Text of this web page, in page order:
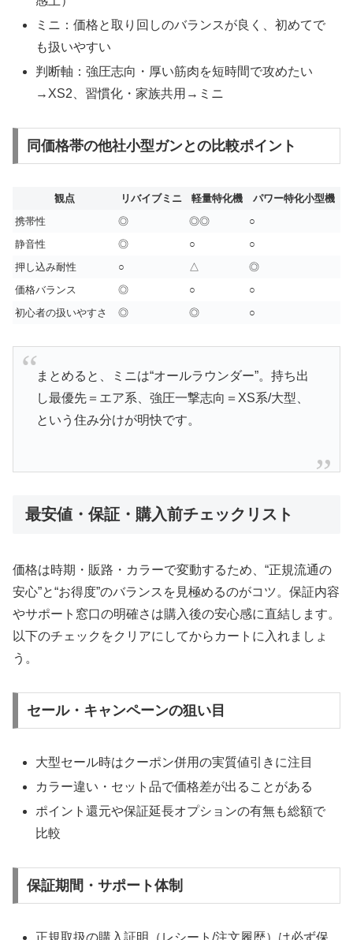
ミニ：価格と取り回しのバランスが良く、初めてで
も扱いやすい
判断軸：強圧志向・厚い筋肉を短時間で攻めたい
→XS2、習慣化・家族共用→ミニ
同価格帯の他社小型ガンとの比較ポイント
観点 リバイブミニ 軽量特化機
パワー特化小型機
携帯性
◎ ◎◎
○
静音性
◎ ○
○
押し込み耐性
○ △
◎
価格バランス
◎ ○
○
初心者の扱いやすさ
◎ ◎ ○
まとめると、ミニは“オールラウンダー”。持ち出
し最優先＝エア系、強圧一撃志向＝XS系/大型、
という住み分けが明快です。
最安値・保証・購入前チェックリスト
価格は時期・販路・カラーで変動するため、“正規流通の
安心”と“お得度”のバランスを見極めるのがコツ。保証内容
やサポート窓口の明確さは購入後の安心感に直結します。
以下のチェックをクリアにしてからカートに入れましょ
う。
セール・キャンペーンの狙い目
大型セール時はクーポン併用の実質値引きに注目
カラー違い・セット品で価格差が出ることがある
ポイント還元や保証延長オプションの有無も総額で
比較
保証期間・サポート体制
正規取扱の購入証明（レシート/注文履歴）は必ず保